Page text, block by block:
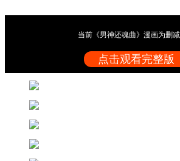
当前《男神还魂曲》漫画为删减
点击观看完整版